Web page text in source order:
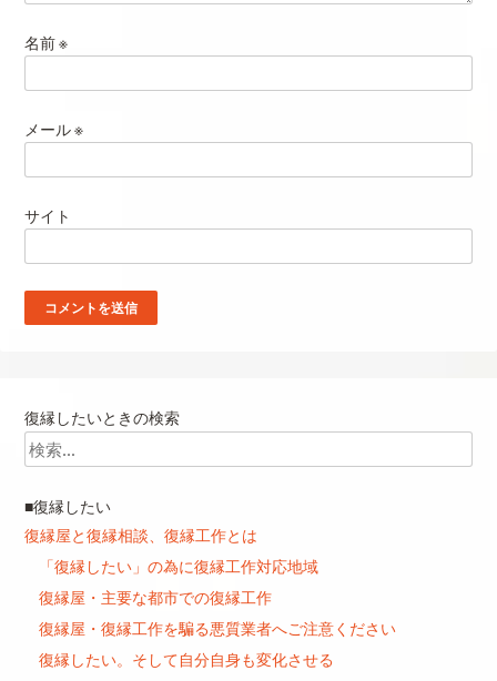
名前※
メール※
サイト
復縁したいときの検索
検索
■復縁したい
復縁屋と復縁相談、復縁工作とは
「復縁したい」の為に復縁工作対応地域
復縁屋・主要な都市での復縁工作
復縁屋・復縁工作を騙る悪質業者へご注意ください
復縁したい。そして自分自身も変化させる